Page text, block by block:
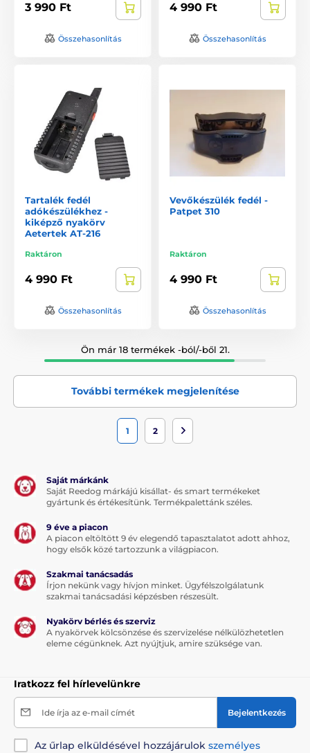
3 990 Ft
Összehasonlítás
4 990 Ft
Összehasonlítás
Tartalék fedél
adókészülékhez -
kiképző nyakörv
Aetertek AT-216
Raktáron
4 990 Ft
Összehasonlítás
Vevőkészülék fedél -
Patpet 310
Raktáron
4 990 Ft
Összehasonlítás
Ön már 18 termékek -ból/-ből 21.
További termékek megjelenítése
1 2
Saját márkánk
Saját Reedog márkájú kisállat- és smart termékeket
gyártunk és értékesítünk. Termékpalettánk széles.
9 éve a piacon
A piacon eltöltött 9 év elegendő tapasztalatot adott ahhoz,
hogy elsők közé tartozzunk a világpiacon.
Szakmai tanácsadás
Írjon nekünk vagy hívjon minket. Ügyfélszolgálatunk
szakmai tanácsadási képzésben részesült.
Nyakörv bérlés és szerviz
A nyakörvek kölcsönzése és szervizelése nélkülözhetetlen
eleme cégünknek. Azt nyújtjuk, amire szüksége van.
Iratkozz fel hírlevelünkre
Ide írja az e-mail címét Bejelentkezés
Az űrlap elküldésével hozzájárulok személyes